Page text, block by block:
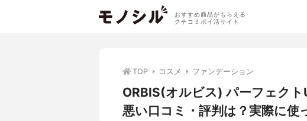
おすすめ商品がもらえる
クチコミポイ活サイト
TOP コスメ ファンデーション
ORBIS(オルビス) パーフェク
悪い口コミ・評判は？実際に使